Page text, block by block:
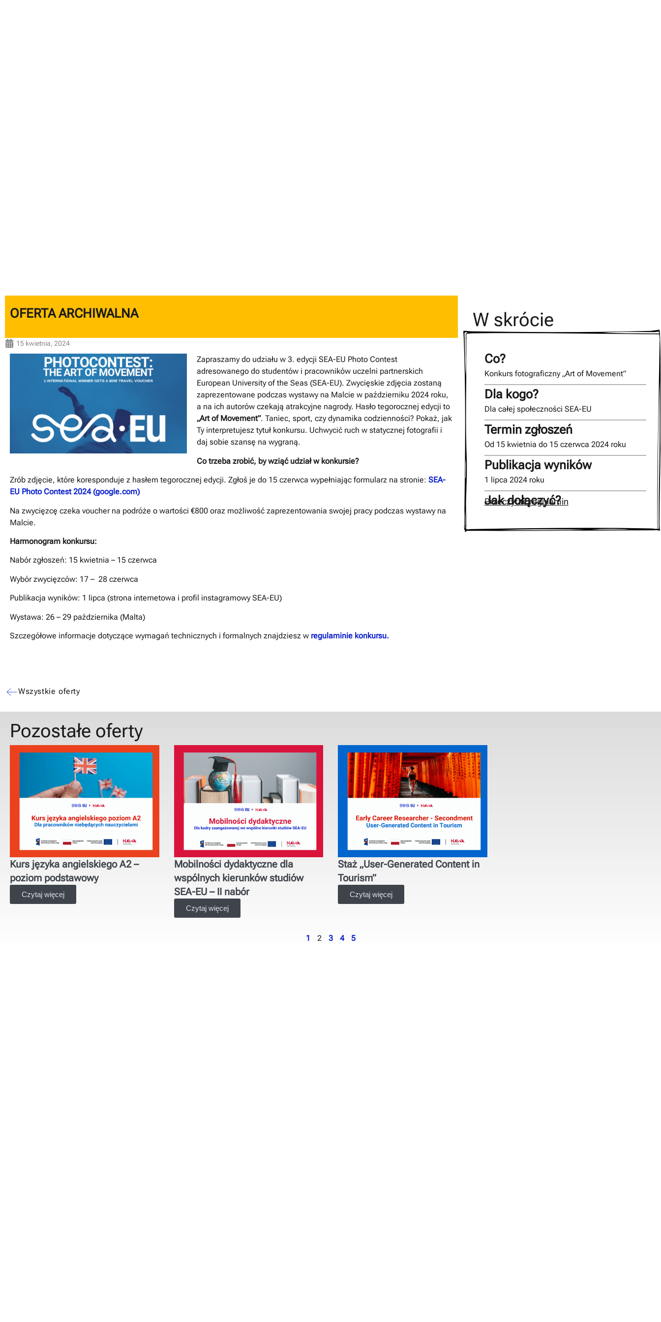
OFERTA ARCHIWALNA
15 kwietnia, 2024
Zapraszamy do udziału w 3. edycji SEA-EU Photo Contest
adresowanego do studentów i pracowników uczelni partnerskich
European University of the Seas (SEA-EU). Zwycięskie zdjęcia zostaną
zaprezentowane podczas wystawy na Malcie w październiku 2024 roku,
a na ich autorów czekają atrakcyjne nagrody. Hasło tegorocznej edycji to
„Art of Movement”. Taniec, sport, czy dynamika codzienności? Pokaż, jak
Ty interpretujesz tytuł konkursu. Uchwycić ruch w statycznej fotografii i
daj sobie szansę na wygraną.
Co trzeba zrobić, by wziąć udział w konkursie?
Zrób zdjęcie, które koresponduje z hasłem tegorocznej edycji. Zgłoś je do 15 czerwca wypełniając formularz na stronie: SEA-
EU Photo Contest 2024 (google.com)
Na zwycięzcę czeka voucher na podróże o wartości €800 oraz możliwość zaprezentowania swojej pracy podczas wystawy na
Malcie.
Harmonogram konkursu:
Nabór zgłoszeń: 15 kwietnia – 15 czerwca
Wybór zwycięzców: 17 – 28 czerwca
Publikacja wyników: 1 lipca (strona internetowa i profil instagramowy SEA-EU)
Wystawa: 26 – 29 października (Malta)
Szczegółowe informacje dotyczące wymagań technicznych i formalnych znajdziesz w regulaminie konkursu.
W skrócie
Co?
Konkurs fotograficzny „Art of Movement”
Dla kogo?
Dla całej społeczności SEA-EU
Termin zgłoszeń
Od 15 kwietnia do 15 czerwca 2024 roku
Publikacja wyników
1 lipca 2024 roku
Jak dołączyć?
Przeczytać regulamin
Wszystkie oferty
Pozostałe oferty
Kurs języka angielskiego A2 –
poziom podstawowy
Czytaj więcej
Mobilności dydaktyczne dla
wspólnych kierunków studiów
SEA-EU – II nabór
Czytaj więcej
Staż „User-Generated Content in
Tourism”
Czytaj więcej
1 2 3 4 5